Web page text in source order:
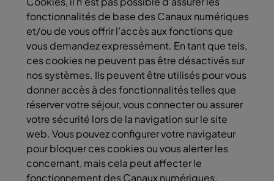
fonctionnalités de base des Canaux numériques
et/ou de vous offrir l’accès aux fonctions que
vous demandez expressément. En tant que tels,
ces cookies ne peuvent pas être désactivés sur
nos systèmes. Ils peuvent être utilisés pour vous
donner accès à des fonctionnalités telles que
réserver votre séjour, vous connecter ou assurer
votre sécurité lors de la navigation sur le site
web. Vous pouvez configurer votre navigateur
pour bloquer ces cookies ou vous alerter les
concernant, mais cela peut affecter le
fonctionnement des Canaux numériques.